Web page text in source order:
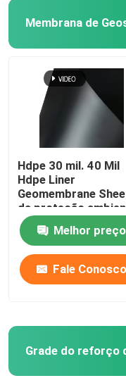
Geomembrane
Rede composta
3D Geomat
Máquina de
Membrana de
Hdpe 30 mil. 40 Mil
Hdpe Liner
Geomembrane
da proteção
Melhor preço
Fale Conosco
Grade do reforço